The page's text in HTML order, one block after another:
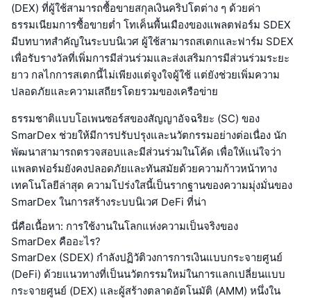
(DEX) ที่ผู้ใช้สามารถซื้อขายสกุลเงินคริปโตต่าง ๆ ด้วยค่า
ธรรมเนียมการซื้อขายต่ำ โทเค็นพื้นเมืองของแพลตฟอร์ม SDEX
มีบทบาทสำคัญในระบบนิเวศ ผู้ใช้สามารถสเตกและฟาร์ม SDEX
เพื่อรับรางวัลที่เพิ่มการมีส่วนร่วมและส่งเสริมการมีส่วนร่วมระยะ
ยาว กลไกการสเตกนี้ไม่เพียงแต่จูงใจผู้ใช้ แต่ยังช่วยเพิ่มความ
ปลอดภัยและความเสถียรโดยรวมของเครือข่าย
ธรรมชาติแบบโอเพนซอร์สของสัญญาอัจฉริยะ (SC) ของ
SmarDex ช่วยให้มีการปรับปรุงและนวัตกรรมอย่างต่อเนื่อง นัก
พัฒนาสามารถตรวจสอบและมีส่วนร่วมในโค้ด เพื่อให้แน่ใจว่า
แพลตฟอร์มยังคงปลอดภัยและทันสมัยด้วยความก้าวหน้าทาง
เทคโนโลยีล่าสุด ความโปร่งใสนี้เป็นรากฐานของความมุ่งมั่นของ
SmarDex ในการสร้างระบบนิเวศ DeFi ที่น่า
นี่คือเนื้อหา: การใช้งานในโลกแห่งความเป็นจริงของ
SmarDex คืออะไร?
SmarDex (SDEX) กำลังปฏิวัติวงการการเงินแบบกระจายศูนย์
(DeFi) ด้วยแนวทางที่เป็นนวัตกรรมใหม่ในการแลกเปลี่ยนแบบ
กระจายศูนย์ (DEX) และผู้สร้างตลาดอัตโนมัติ (AMM) หนึ่งใน